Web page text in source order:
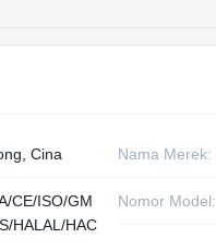
Cina Nama Merek:
CE/ISO/GM
HALAL/HAC
Nomor Model: